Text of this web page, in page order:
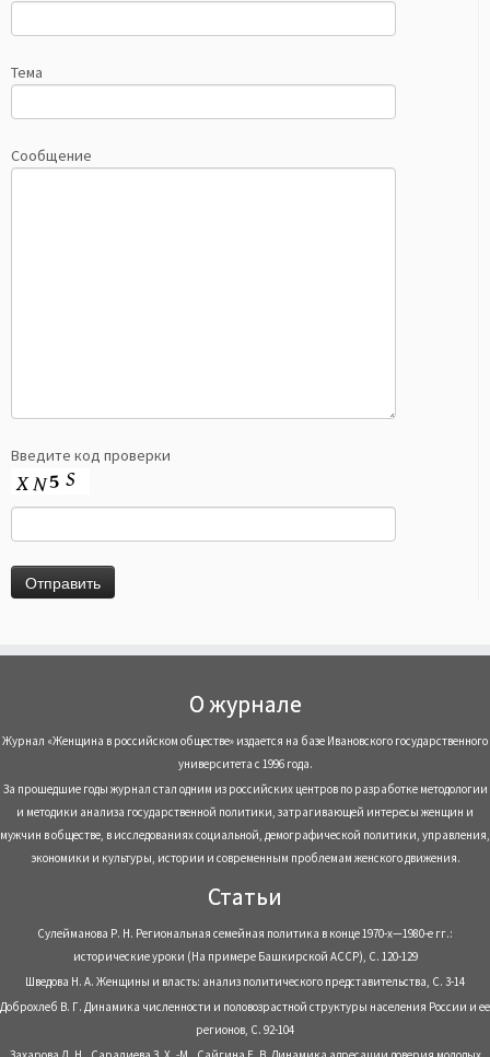
Тема
Сообщение
Введите код проверки
О журнале
Журнал «Женщина в российском обществе» издается на базе Ивановского государственного
университета с 1996 года.
За прошедшие годы журнал стал одним из российских центров по разработке методологии
и методики анализа государственной политики, затрагивающей интересы женщин и
мужчин в обществе, в исследованиях социальной, демографической политики, управления,
экономики и культуры, истории и современным проблемам женского движения.
Статьи
Сулейманова Р. Н. Региональная семейная политика в конце 1970-х—1980-е гг.:
исторические уроки (На примере Башкирской АССР), С. 120-129
Шведова Н. А. Женщины и власть: анализ политического представительства, С. 3-14
Доброхлеб В. Г. Динамика численности и половозрастной структуры населения России и ее
регионов, С. 92-104